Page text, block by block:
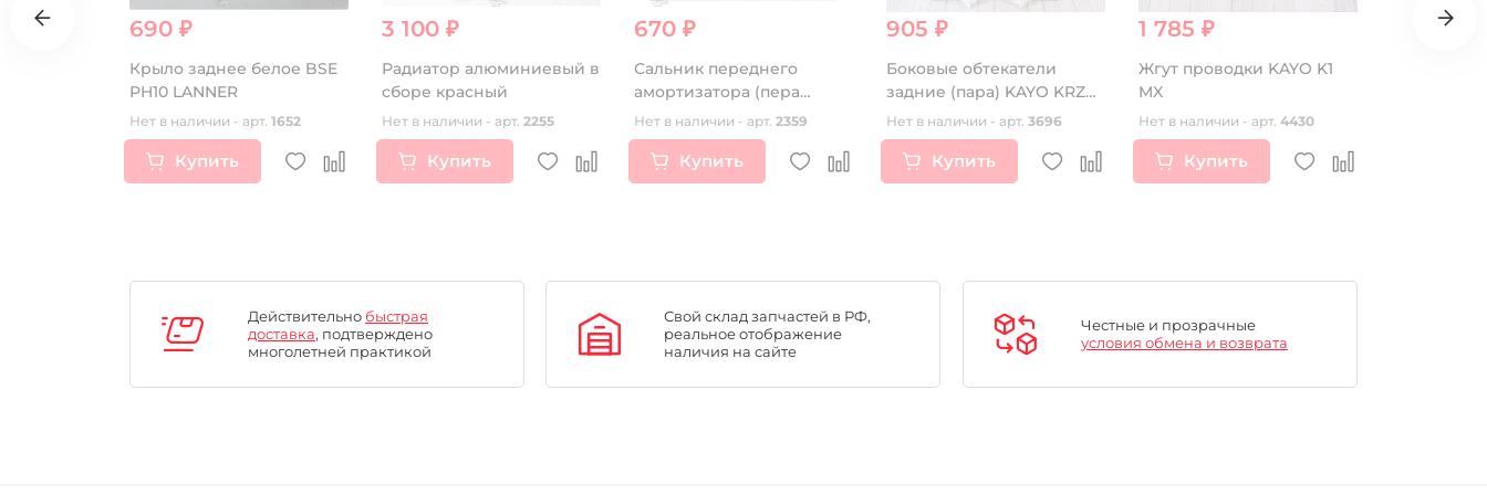
690 ₽
Крыло заднее белое BSE
PH10 LANNER
Нет в наличии - арт. 1652
Купить
3 100 ₽
Радиатор алюминиевый в
сборе красный
Нет в наличии - арт. 2255
Купить
670 ₽
Сальник переднего
амортизатора (пера
вилки) BSE LANNER PH10
Нет в наличии - арт. 2359
Купить
905 ₽
Боковые обтекатели
задние (пара) KAYO KRZ
белые
Нет в наличии - арт. 3696
Купить
1 785 ₽
Жгут проводки KAYO K1
MX
Нет в наличии - арт. 4430
Купить
290 ₽
Действительно быстрая
доставка, подтверждено
многолетней практикой
Свой склад запчастей в РФ,
реальное отображение
наличия на сайте
Честные и прозрачные
условия обмена и возврата